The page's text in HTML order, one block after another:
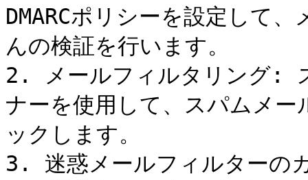
DMARCポリシーを設定して
んの検証を行います。
2. メールフィルタリング:
ナーを使用して、スパムメ
ックします。
3. 迷惑メールフィルターの